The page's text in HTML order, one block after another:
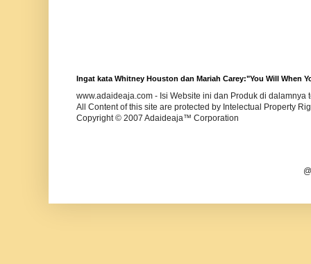
Ingat kata Whitney Houston dan Mariah Carey:"You Will When
www.adaideaja.com - Isi Website ini dan Produk di
All Content of this site are protected by Intelectual Property
Copyright © 2007 Adaideaja™ Corporation